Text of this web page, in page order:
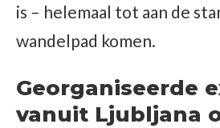
is – helemaal tot aan de
wandelpad komen.
Georganiseerde
vanuit Ljubljana